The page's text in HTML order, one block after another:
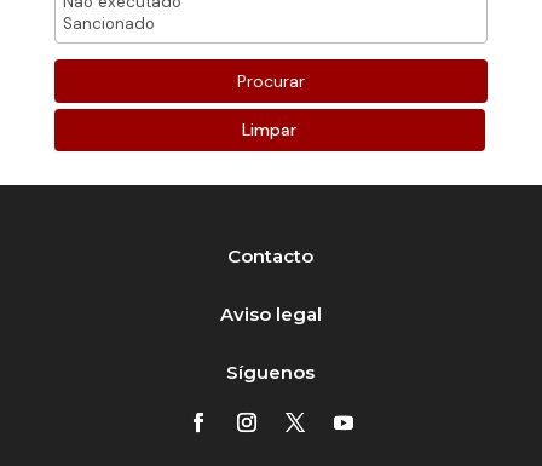
Limpar
Contacto
Aviso legal
Síguenos